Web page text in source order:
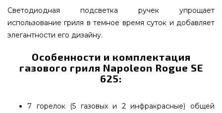
Светодиодная подсветка ручек упрощает
использование гриля в темное время суток и добавляет
элегантности его дизайну.
Особенности и комплектация
газового гриля Napoleon Rogue SE
625:
7 горелок (5 газовых и 2 инфракрасные) общей